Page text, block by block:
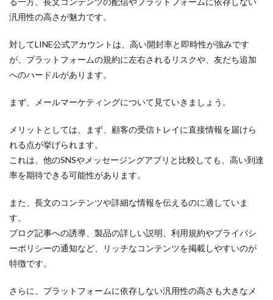
と目的
に合わ
め：
ルは
ン」
では
な
い、
メー
ーケ
ング
の継
続的
な価
値
汎用性の高さが魅力です。
対してLINE公式アカウントは、高い開封率と即時性が強みです
が、プラットフォームの規約に左右されるリスクや、友だち追加
へのハードルがあります。
まず、メールマーケティングについて見ていきましょう。
メリットとしては、まず、顧客の受信トレイに直接情報を届けら
れる点が挙げられます。
これは、他のSNSやメッセージングアプリと比較しても、高い到達
率を期待できる可能性があります。
また、長文のコンテンツや詳細な情報を伝えるのに適していま
す。
ブログ記事への誘導、製品の詳しい説明、利用規約やプライバシ
ーポリシーの通知など、リッチなコンテンツを掲載しやすいのが
特徴です。
さらに、プラットフォームに依存しない汎用性の高さも大きなメ